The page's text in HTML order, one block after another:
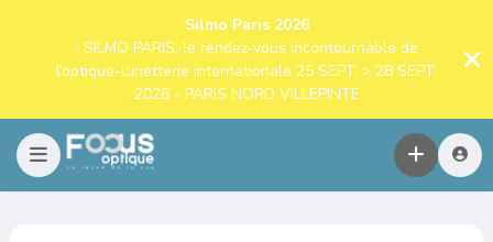
Silmo Paris 2026
: SILMO PARIS, le rendez-vous incontournable de
l’optique-lunetterie internationale 25 SEPT. > 28 SEPT.
2026 - PARIS NORD VILLEPINTE